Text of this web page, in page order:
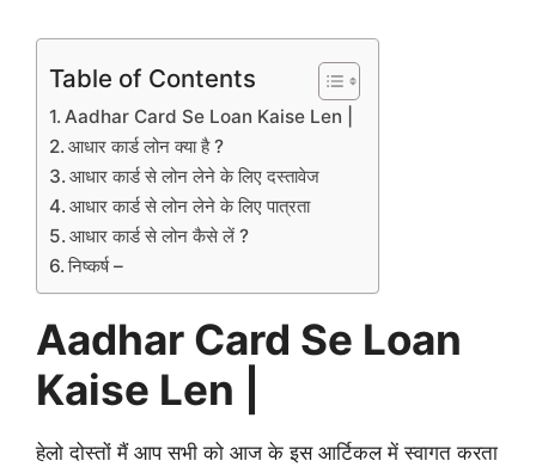
Table of Contents
Aadhar Card Se Loan Kaise Len |
आधार कार्ड लोन क्या है ?
आधार कार्ड से लोन लेने के लिए दस्तावेज
आधार कार्ड से लोन लेने के लिए पात्रता
आधार कार्ड से लोन कैसे लें ?
निष्कर्ष –
Aadhar Card Se Loan
Kaise Len |
हेलो दोस्तों मैं आप सभी को आज के इस आर्टिकल में स्वागत करता